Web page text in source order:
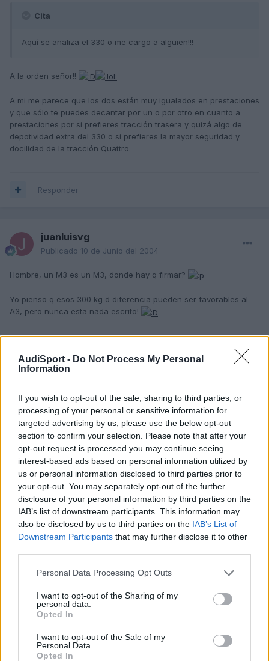
AudiSport - Do Not Process My Personal
Information
If you wish to opt-out of the sale, sharing to third parties, or
processing of your personal or sensitive information for
targeted advertising by us, please use the below opt-out
section to confirm your selection. Please note that after your
opt-out request is processed you may continue seeing
interest-based ads based on personal information utilized by
us or personal information disclosed to third parties prior to
your opt-out. You may separately opt-out of the further
disclosure of your personal information by third parties on the
IAB’s list of downstream participants. This information may
also be disclosed by us to third parties on the IAB’s List of
Downstream Participants that may further disclose it to other
Personal Data Processing Opt Outs
I want to opt-out of the Sharing of my
personal data.
Opted In
I want to opt-out of the Sale of my
Personal Data.
Opted In
Cita
Aquí se analiza el 330 o me cargo a alguien!!!
A la orden señor!!
A mi me parece que los dos están muy igualados en prestaciones
y que sólo te puedes decantar por un o por otro en cuanto a
prestaciones por si prefieres tracción trasera y quizá algo de
depotividad extra del 330 o si prefieres la mayor seguridad y
docilidad de la tracción Quattro.
Responder
juanluisvg
Publicado 10 de Junio del 2004
Hombre, un M3 es un M3, donde hay q firmar?
Yo pienso q esos 300 kg d diferencia pueden ser favorables al
A3, pero nunca esta nada escrito!
Responder
voodoo
Publicado10 de Junio del 2004
A-3 dijo:
Cita
Aquí se analiza el 330 o me cargo a alguien!!!
A la orden señor!!